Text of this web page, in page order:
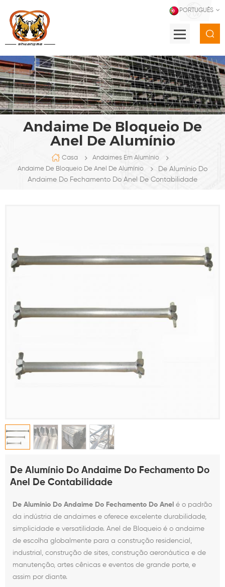
PORTUGUÊS
Andaime De Bloqueio De
Anel De Alumínio
Casa
Andaimes Em Alumínio
Andaime De Bloqueio De Anel De Alumínio
De Alumínio Do
Andaime Do Fechamento Do Anel De Contabilidade
De Alumínio Do Andaime Do Fechamento Do
Anel De Contabilidade
De Alumínio Do Andaime Do Fechamento Do Anel é o padrão
da indústria de andaimes e oferece excelente durabilidade,
simplicidade e versatilidade. Anel de Bloqueio é o andaime
de escolha globalmente para a construção residencial,
industrial, construção de sites, construção aeronáutica e de
manutenção, artes cênicas e eventos de grande porte, e
assim por diante.